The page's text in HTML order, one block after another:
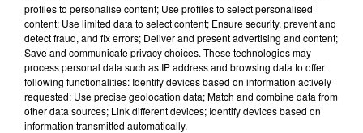
Quatre blessés dont un grave dans un
accident sur l'A10
Le choc a eu lieu dans la matinée, vendredi 7 août à
hauteur de Sainville en direction d'Orléans.
A LA UNE
profiles to personalise content; Use profiles to select personalised
content; Use limited data to select content; Ensure security, prevent and
detect fraud, and fix errors; Deliver and present advertising and content;
Save and communicate privacy choices. These technologies may
process personal data such as IP address and browsing data to offer
following functionalities: Identify devices based on information actively
requested; Use precise geolocation data; Match and combine data from
other data sources; Link different devices; Identify devices based on
information transmitted automatically.